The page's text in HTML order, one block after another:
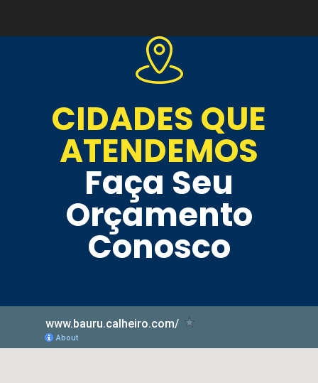
CIDADES QUE
ATENDEMOS
Faça Seu
Orçamento
Conosco